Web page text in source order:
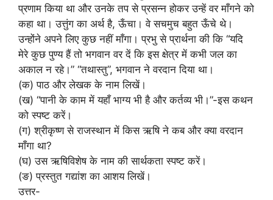
प्रणाम किया था और उनके तप से प्रसन्न होकर उन्हें वर माँगने को
कहा था। उत्तुंग का अर्थ है, ऊँचा। वे सचमुच बहुत ऊँचे थे।
उन्होंने अपने लिए कुछ नहीं माँगा। प्रभु से प्रार्थना की कि “यदि
मेरे कुछ पुण्य हैं तो भगवान वर दें कि इस क्षेत्र में कभी जल का
अकाल न रहे।” “तथास्तु”, भगवान ने वरदान दिया था।
(क) पाठ और लेखक के नाम लिखें।
(ख) “पानी के काम में यहाँ भाग्य भी है और कर्तव्य भी।”-इस कथन
को स्पष्ट करें।
(ग) श्रीकृष्ण से राजस्थान में किस ऋषि ने कब और क्या वरदान
माँगा था?
(घ) उस ऋषिविशेष के नाम की सार्थकता स्पष्ट करें।
(ङ) प्रस्तुत गद्यांश का आशय लिखें।
उत्तर-